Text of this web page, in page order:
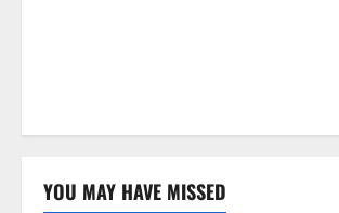
YOU MAY HAVE MISSED